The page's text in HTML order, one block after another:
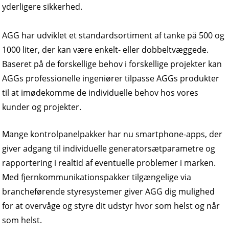
yderligere sikkerhed.
AGG har udviklet et standardsortiment af tanke på 500 og
1000 liter, der kan være enkelt- eller dobbeltvæggede.
Baseret på de forskellige behov i forskellige projekter kan
AGGs professionelle ingeniører tilpasse AGGs produkter
til at imødekomme de individuelle behov hos vores
kunder og projekter.
Mange kontrolpanelpakker har nu smartphone-apps, der
giver adgang til individuelle generatorsætparametre og
rapportering i realtid af eventuelle problemer i marken.
Med fjernkommunikationspakker tilgængelige via
brancheførende styresystemer giver AGG dig mulighed
for at overvåge og styre dit udstyr hvor som helst og når
som helst.